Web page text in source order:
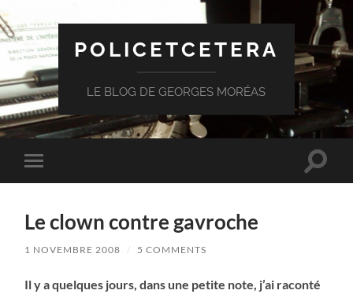
POLICETCETERA
LE BLOG DE GEORGES MORÉAS
Toggle
mobile
Toggle
Le clown contre gavroche
1 NOVEMBRE 2008 / 5 COMMENTS
Il y a quelques jours, dans une petite note, j’ai raconté